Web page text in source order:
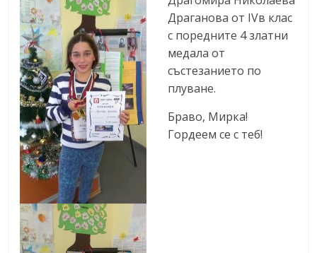
Драганова от IVв клас
с поредните 4 златни
медала от
състезанието по
плуване.
Браво, Мирка!
Гордеем се с теб!